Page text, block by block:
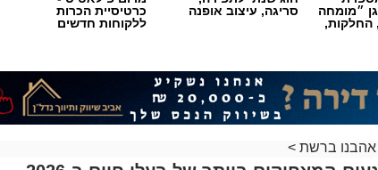
״מומחה
החלקות,
סריגה, עיצוב אופנה
כרטיסיית הכרות
ללקוחות חדשים
אהבנו ברשת >